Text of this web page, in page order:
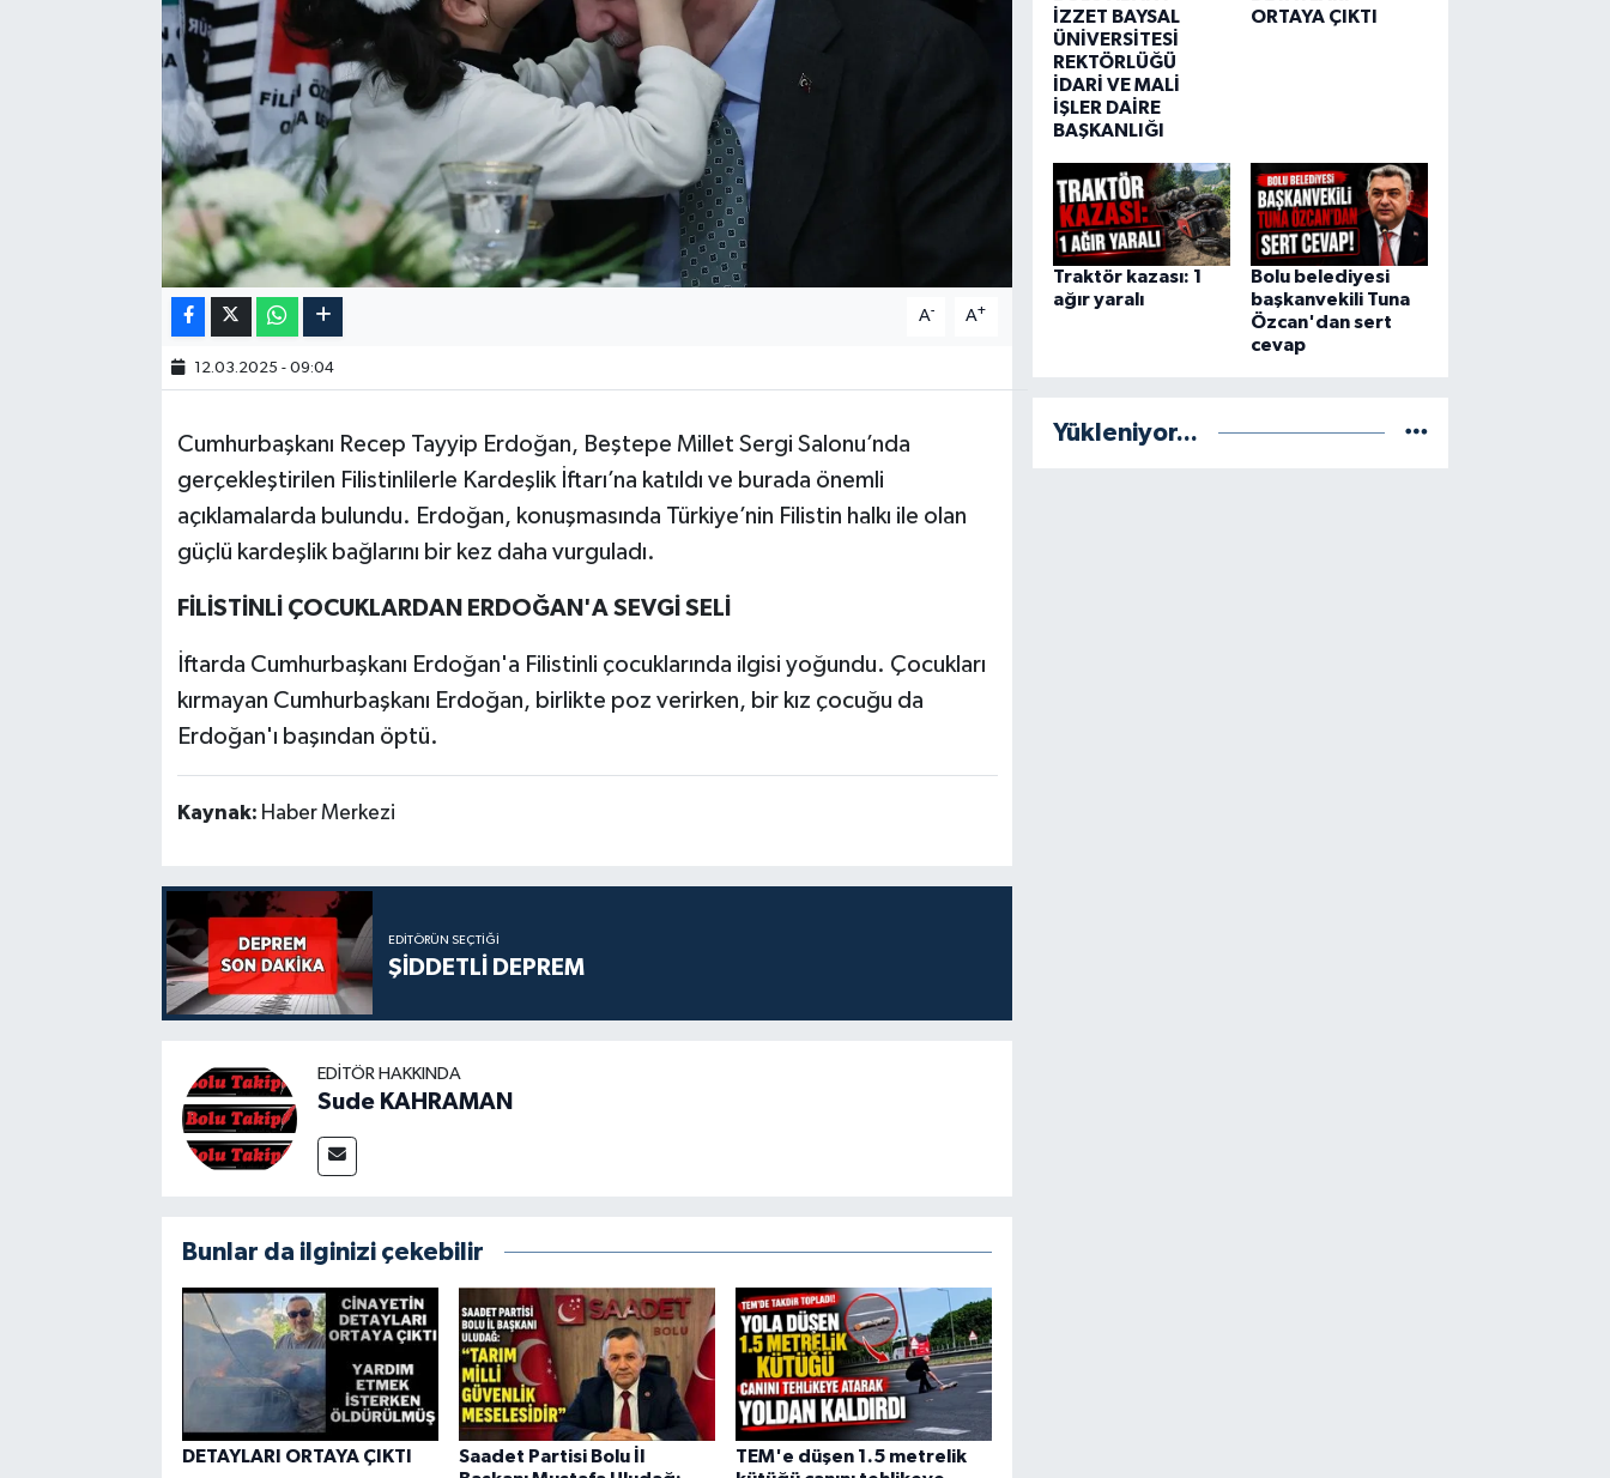
A- A+
12.03.2025 - 09:04
Cumhurbaşkanı Recep Tayyip Erdoğan, Beştepe Millet Sergi Salonu’nda
gerçekleştirilen Filistinlilerle Kardeşlik İftarı’na katıldı ve burada önemli
açıklamalarda bulundu. Erdoğan, konuşmasında Türkiye’nin Filistin halkı ile olan
güçlü kardeşlik bağlarını bir kez daha vurguladı.
FİLİSTİNLİ ÇOCUKLARDAN ERDOĞAN'A SEVGİ SELİ
İftarda Cumhurbaşkanı Erdoğan'a Filistinli çocuklarında ilgisi yoğundu. Çocukları
kırmayan Cumhurbaşkanı Erdoğan, birlikte poz verirken, bir kız çocuğu da
Erdoğan'ı başından öptü.
Kaynak: Haber Merkezi
EDITÖRÜN SEÇTIĞI
ŞİDDETLİ DEPREM
EDITÖR HAKKINDA
Sude KAHRAMAN
Bunlar da ilginizi çekebilir
DETAYLARI ORTAYA ÇIKTI
Saadet Partisi Bolu İl
TEM'e düşen 1.5 metrelik
İZZET BAYSAL
ÜNİVERSİTESİ
REKTÖRLÜĞÜ
İDARİ VE MALİ
İŞLER DAİRE
BAŞKANLIĞI
ORTAYA ÇIKTI
Traktör kazası: 1
ağır yaralı
Bolu belediyesi
başkanvekili Tuna
Özcan'dan sert
cevap
Yükleniyor...